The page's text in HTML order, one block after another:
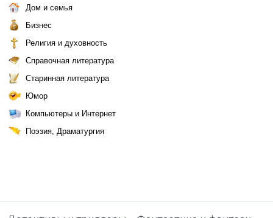
Дом и семья
Бизнес
Религия и духовность
Справочная литература
Старинная литература
Юмор
Компьютеры и Интернет
Поэзия, Драматургия